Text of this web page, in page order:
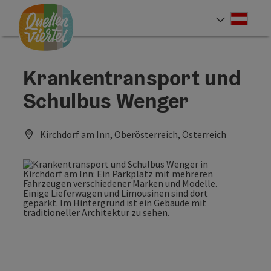
Zum Inhalt
Zur Navigation
Zum Seitenanfang
Krankentransport und
Schulbus Wenger
Kirchdorf am Inn, Oberösterreich, Österreich